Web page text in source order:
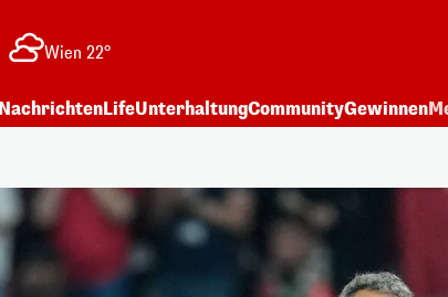
Wien 22°
NachrichtenLifeUnterhaltungCommunityGewinnen